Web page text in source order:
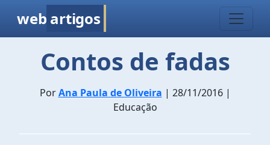
web artigos
Contos de fadas
PorAna Paula de Oliveira | 28/11/2016 |
Educação